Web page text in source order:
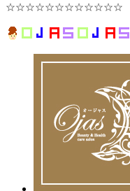
☆☆☆☆☆☆☆☆☆☆☆☆